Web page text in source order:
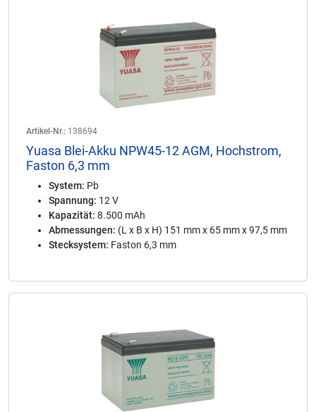
Artikel-Nr.: 138694
Yuasa Blei-Akku NPW45-12 AGM, Hochstrom,
Faston 6,3 mm
System: Pb
Spannung: 12 V
Kapazität: 8.500 mAh
Abmessungen: (L x B x H) 151 mm x 65 mm x 97,5 mm
Stecksystem: Faston 6,3 mm